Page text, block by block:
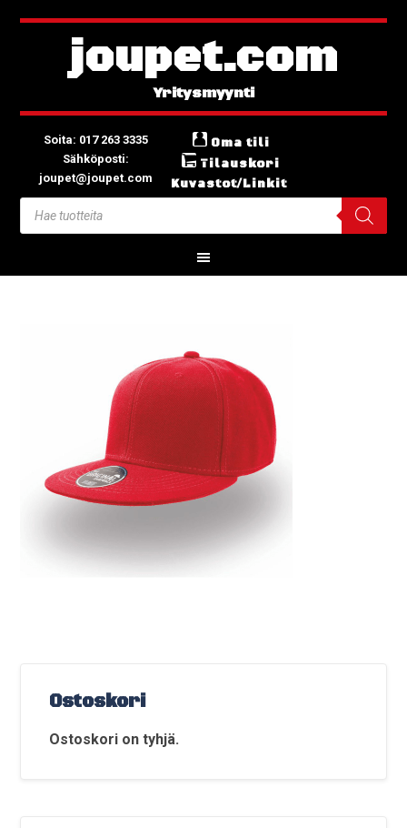
joupet.com
Soita: 017 263 3335
Sähköposti:
joupet@joupet.com
Oma tili
Tilauskori
Kuvastot/Linkit
Ostoskori
Ostoskori on tyhjä.